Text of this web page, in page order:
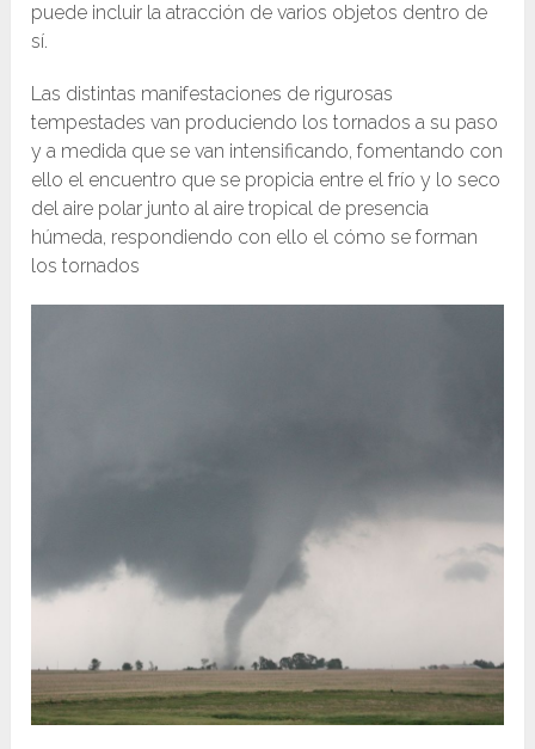
puede incluir la atracción de varios objetos dentro de
sí.
Las distintas manifestaciones de rigurosas
tempestades van produciendo los tornados a su paso
y a medida que se van intensificando, fomentando con
ello el encuentro que se propicia entre el frío y lo seco
del aire polar junto al aire tropical de presencia
húmeda, respondiendo con ello el cómo se forman
los tornados